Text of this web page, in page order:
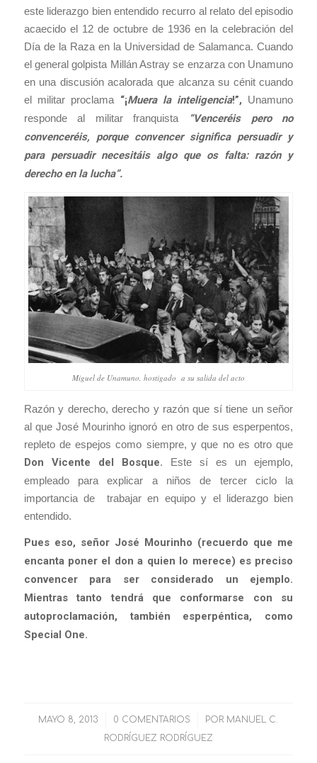
este liderazgo bien entendido recurro al relato del episodio
acaecido el 12 de octubre de 1936 en la celebración del
Día de la Raza en la Universidad de Salamanca. Cuando
el general golpista Millán Astray se enzarza con Unamuno
en una discusión acalorada que alcanza su cénit cuando
el militar proclama “¡Muera la inteligencia!”, Unamuno
responde al militar franquista
“Venceréis pero no
convenceréis, porque convencer significa persuadir y
para persuadir necesitáis algo que os falta: razón y
derecho en la lucha”.
Miguel de Unamuno, hostigado a su salida del acto
Razón y derecho, derecho y razón que sí tiene un señor
al que José Mourinho ignoró en otro de sus esperpentos,
repleto de espejos como siempre, y que no es otro que
Don Vicente del Bosque. Este sí es un ejemplo,
empleado para explicar a niños de tercer ciclo la
importancia de trabajar en equipo y el liderazgo bien
entendido.
Pues eso, señor José Mourinho (recuerdo que me
encanta poner el don a quien lo merece) es preciso
convencer para ser considerado un ejemplo.
Mientras tanto tendrá que conformarse con su
autoproclamación, también esperpéntica, como
Special One.
MAYO 8, 2013
/ 0 COMENTARIOS
/ POR MANUEL C.
RODRÍGUEZ RODRÍGUEZ